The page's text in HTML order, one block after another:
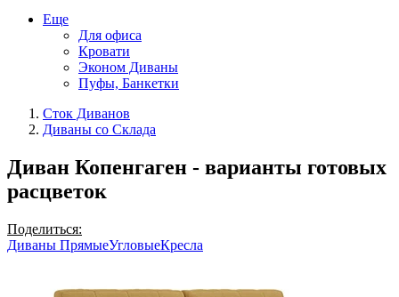
Еще
Для офиса
Кровати
Эконом Диваны
Пуфы, Банкетки
Сток Диванов
Диваны со Склада
Диван Копенгаген - варианты готовых
расцветок
Поделиться:
Диваны ПрямыеУгловыеКресла